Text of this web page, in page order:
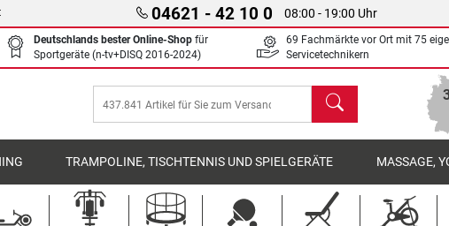
04621 - 42 10 0 08:00 - 19:00 Uhr
Deutschlands bester Online-Shop für
Sportgeräte (n-tv+DISQ 2016-2024)
69 Fachmärkte vor Ort mit 75
Servicetechnikern
Suchen
TRAMPOLINE, TISCHTENNIS UND SPIELGERÄTE MASSAGE,